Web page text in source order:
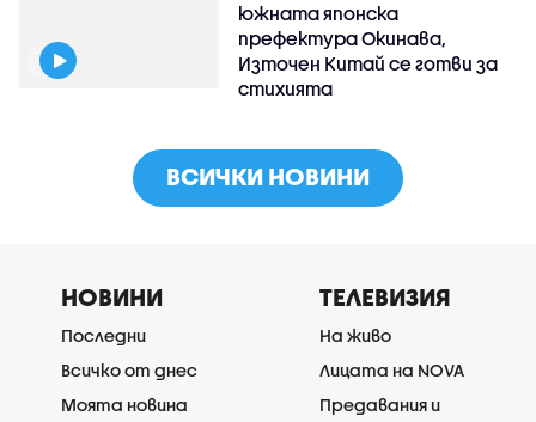
южната японска
префектура Окинава,
Източен Китай се готви за
стихията
ВСИЧКИ НОВИНИ
НОВИНИ
Последни
Всичко от днес
Моята новина
ТЕЛЕВИЗИЯ
На живо
Лицата на NOVA
Предавания и